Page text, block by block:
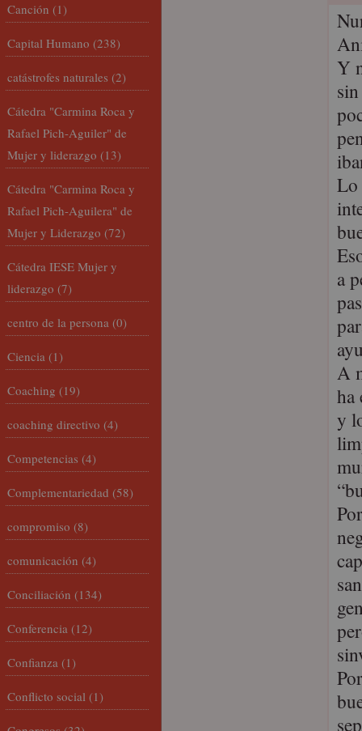
Y
Lo
a
A
ha
y
Canción (1)
Capital Humano (238)
catástrofes naturales (2)
Cátedra "Carmina Roca y
Rafael Pich-Aguiler" de
Mujer y liderazgo (13)
Cátedra "Carmina Roca y
Rafael Pich-Aguilera" de
Mujer y Liderazgo (72)
Cátedra IESE Mujer y
liderazgo (7)
centro de la persona (0)
Ciencia (1)
Coaching (19)
coaching directivo (4)
Competencias (4)
Complementariedad (58)
compromiso (8)
comunicación (4)
Conciliación (134)
Conferencia (12)
Confianza (1)
Conflicto social (1)